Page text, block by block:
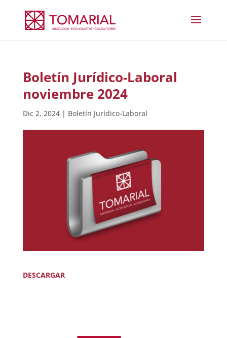
Boletín Jurídico-Laboral
noviembre 2024
Dic 2, 2024| Boletín Jurídico-Laboral
DESCARGAR